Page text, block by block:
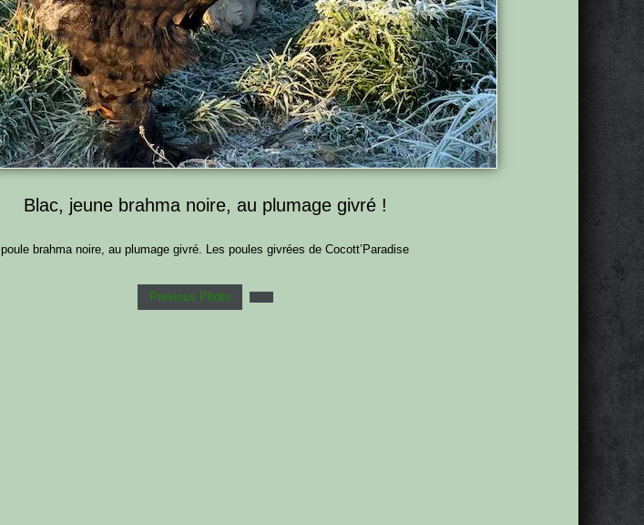
Blac, jeune brahma noire, au plumage givré !
poule brahma noire, au plumage givré. Les poules givrées de Cocott’Paradise
Previous Photo